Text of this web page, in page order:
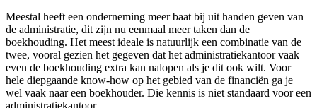
Meestal heeft een onderneming meer baat bij uit handen geven van
de administratie, dit zijn nu eenmaal meer taken dan de
boekhouding. Het meest ideale is natuurlijk een combinatie van de
twee, vooral gezien het gegeven dat het administratiekantoor vaak
even de boekhouding extra kan nalopen als je dit ook wilt. Voor
hele diepgaande know-how op het gebied van de financiën ga je
wel vaak naar een boekhouder. Die kennis is niet standaard voor een